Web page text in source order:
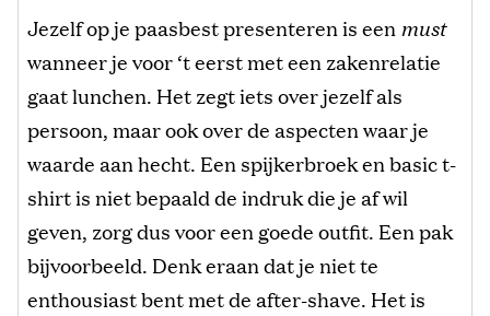
Jezelf op je paasbest presenteren is een must
wanneer je voor ‘t eerst met een zakenrelatie
gaat lunchen. Het zegt iets over jezelf als
persoon, maar ook over de aspecten waar je
waarde aan hecht. Een spijkerbroek en basic t-
shirt is niet bepaald de indruk die je af wil
geven, zorg dus voor een goede outfit. Een pak
bijvoorbeeld. Denk eraan dat je niet te
enthousiast bent met de after-shave. Het is